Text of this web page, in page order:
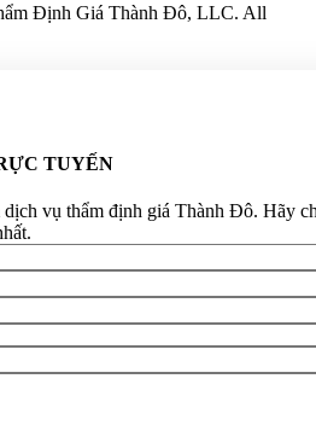
Định Giá Thành Đô, LLC. All
TUYẾN
dịch vụ thẩm định giá Thành Đô. Hãy